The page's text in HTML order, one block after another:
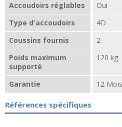
Accoudoirs réglables
Oui
Type d'accoudoirs
4D
Coussins fournis
2
Poids maximum
supporté
120 kg
Garantie 12 Mois
Références spécifiques